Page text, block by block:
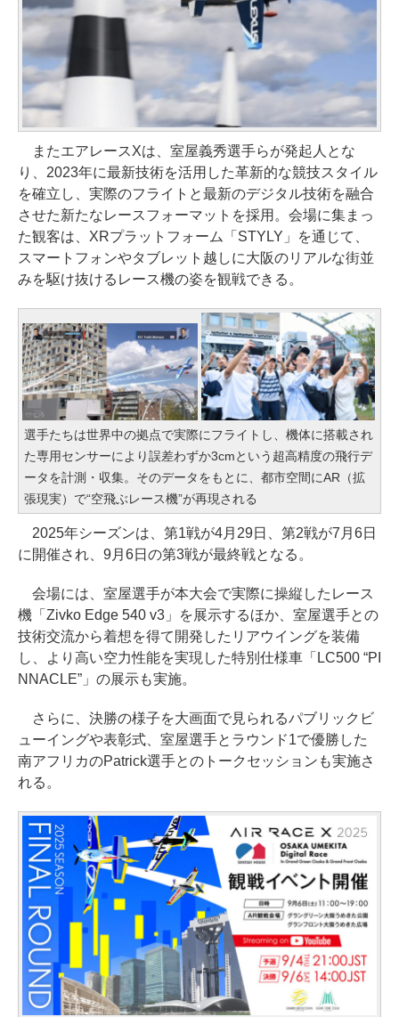
またエアレースXは、室屋義秀選手らが発起人とな
り、2023年に最新技術を活用した革新的な競技スタイル
を確立し、実際のフライトと最新のデジタル技術を融合
させた新たなレースフォーマットを採用。会場に集まっ
た観客は、XRプラットフォーム「STYLY」を通じて、
スマートフォンやタブレット越しに大阪のリアルな街並
みを駆け抜けるレース機の姿を観戦できる。
選手たちは世界中の拠点で実際にフライトし、機体に搭載され
た専用センサーにより誤差わずか3cmという超高精度の飛行デ
ータを計測・収集。そのデータをもとに、都市空間にAR（拡
張現実）で“空飛ぶレース機”が再現される
2025年シーズンは、第1戦が4月29日、第2戦が7月6日
に開催され、9月6日の第3戦が最終戦となる。
会場には、室屋選手が本大会で実際に操縦したレース
機「Zivko Edge 540 v3」を展示するほか、室屋選手との
技術交流から着想を得て開発したリアウイングを装備
し、より高い空力性能を実現した特別仕様車「LC500 “PI
NNACLE”」の展示も実施。
さらに、決勝の様子を大画面で見られるパブリックビ
ューイングや表彰式、室屋選手とラウンド1で優勝した
南アフリカのPatrick選手とのトークセッションも実施さ
れる。